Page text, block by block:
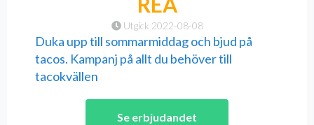
Utgick 2022-08-08
Duka upp till sommarmiddag och bjud på
tacos. Kampanj på allt du behöver till
tacokvällen
Se erbjudandet